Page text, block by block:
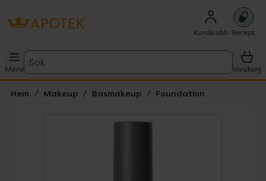
Kundklubb Recept
Meny
Sök
Varukorg
Hem Makeup Basmakeup Foundation